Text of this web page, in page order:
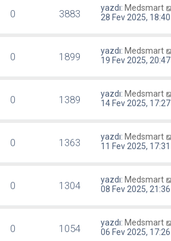
0 3883 yazdı: Medsmart
28 Fev 2025, 18:40
0 1899 yazdı: Medsmart
19 Fev 2025, 20:47
0 1389 yazdı: Medsmart
14 Fev 2025, 17:27
0 1363 yazdı: Medsmart
11 Fev 2025, 17:31
0 1304 yazdı: Medsmart
08 Fev 2025, 21:36
0 1054 yazdı: Medsmart
06 Fev 2025, 17:26